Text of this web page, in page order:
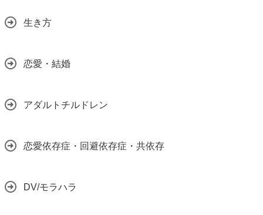
生き方
恋愛・結婚
アダルトチルドレン
恋愛依存症・回避依存症・共依存
DV/モラハラ